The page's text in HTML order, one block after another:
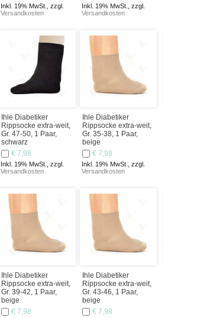
Inkl. 19% MwSt., zzgl.
Versandkosten
Inkl. 19% MwSt., zzgl.
Versandkosten
Ihle Diabetiker
Rippsocke extra-weit,
Gr. 47-50, 1 Paar,
schwarz
€ 7,98
Inkl. 19% MwSt., zzgl.
Versandkosten
Ihle Diabetiker
Rippsocke extra-weit,
Gr. 35-38, 1 Paar,
beige
€ 7,98
Inkl. 19% MwSt., zzgl.
Versandkosten
Ihle Diabetiker
Rippsocke extra-weit,
Gr. 39-42, 1 Paar,
beige
€ 7,98
Ihle Diabetiker
Rippsocke extra-weit,
Gr. 43-46, 1 Paar,
beige
€ 7,98